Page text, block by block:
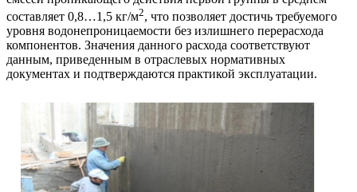
составляет 0,8…1,5 кг/м2, что позволяет достичь требуемого
уровня водонепроницаемости без излишнего перерасхода
компонентов. Значения данного расхода соответствуют
данным, приведенным в отраслевых нормативных
документах и подтверждаются практикой эксплуатации.